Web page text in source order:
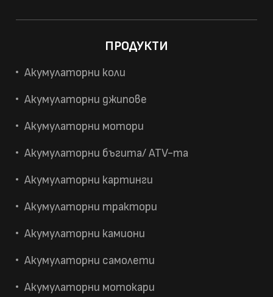
ПРОДУКТИ
Акумулаторни коли
Акумулаторни джипове
Акумулаторни мотори
Акумулаторни бъгита/ ATV-та
Акумулаторни картинги
Акумулаторни трактори
Акумулаторни камиони
Акумулаторни самолети
Акумулаторни мотокари